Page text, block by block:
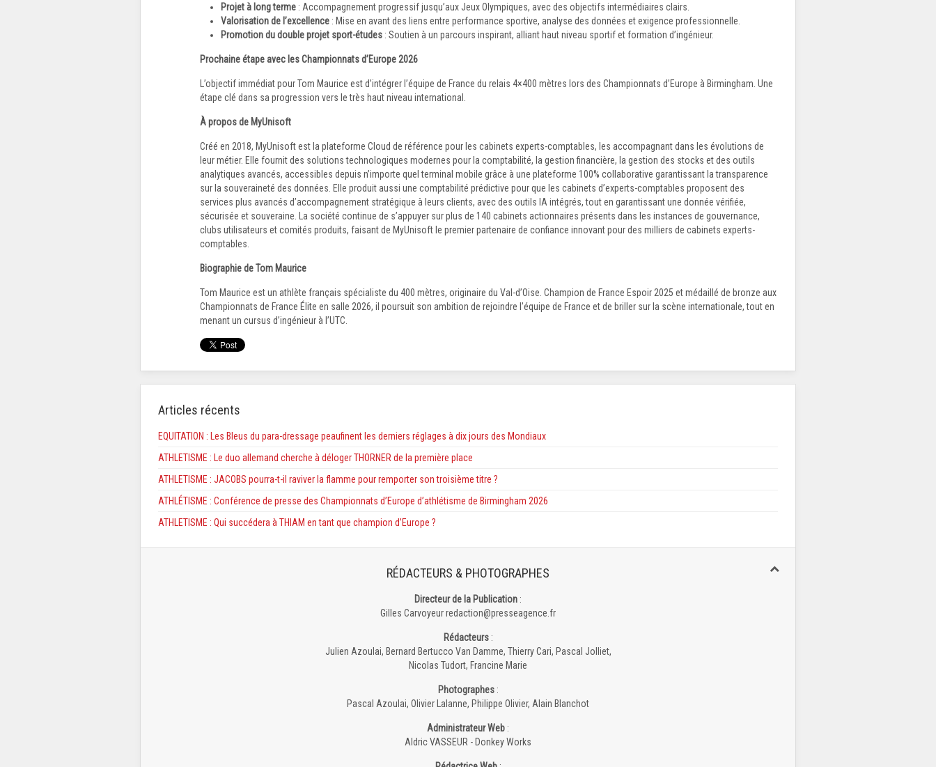
Projet à long terme : Accompagnement progressif jusqu’aux Jeux Olympiques, avec des objectifs intermédiaires clairs.
Valorisation de l’excellence : Mise en avant des liens entre performance sportive, analyse des données et exigence professionnelle.
Promotion du double projet sport-études : Soutien à un parcours inspirant, alliant haut niveau sportif et formation d’ingénieur.
Prochaine étape avec les Championnats d’Europe 2026
L’objectif immédiat pour Tom Maurice est d’intégrer l’équipe de France du relais 4×400 mètres lors des Championnats d’Europe à Birmingham. Une
étape clé dans sa progression vers le très haut niveau international.
À propos de MyUnisoft
Créé en 2018, MyUnisoft est la plateforme Cloud de référence pour les cabinets experts-comptables, les accompagnant dans les évolutions de
leur métier. Elle fournit des solutions technologiques modernes pour la comptabilité, la gestion financière, la gestion des stocks et des outils
analytiques avancés, accessibles depuis n’importe quel terminal mobile grâce à une plateforme 100% collaborative garantissant la transparence
sur la souveraineté des données. Elle produit aussi une comptabilité prédictive pour que les cabinets d’experts-comptables proposent des
services plus avancés d’accompagnement stratégique à leurs clients, avec des outils IA intégrés, tout en garantissant une donnée vérifiée,
sécurisée et souveraine. La société continue de s’appuyer sur plus de 140 cabinets actionnaires présents dans les instances de gouvernance,
clubs utilisateurs et comités produits, faisant de MyUnisoft le premier partenaire de confiance innovant pour des milliers de cabinets experts-
comptables.
Biographie de Tom Maurice
Tom Maurice est un athlète français spécialiste du 400 mètres, originaire du Val-d’Oise. Champion de France Espoir 2025 et médaillé de bronze aux
Championnats de France Élite en salle 2026, il poursuit son ambition de rejoindre l’équipe de France et de briller sur la scène internationale, tout en
menant un cursus d’ingénieur à l’UTC.
Articles récents
EQUITATION : Les Bleus du para-dressage peaufinent les derniers réglages à dix jours des Mondiaux
ATHLETISME : Le duo allemand cherche à déloger THORNER de la première place
ATHLETISME : JACOBS pourra-t-il raviver la flamme pour remporter son troisième titre ?
ATHLÉTISME : Conférence de presse des Championnats d’Europe d’athlétisme de Birmingham 2026
ATHLETISME : Qui succédera à THIAM en tant que champion d’Europe ?
RÉDACTEURS & PHOTOGRAPHES
Directeur de la Publication :
Gilles Carvoyeur redaction@presseagence.fr
Rédacteurs:
Julien Azoulai, Bernard Bertucco Van Damme, Thierry Cari, Pascal Jolliet,
Nicolas Tudort, Francine Marie
Photographes:
Pascal Azoulai, Olivier Lalanne, Philippe Olivier, Alain Blanchot
Administrateur Web :
Aldric VASSEUR - Donkey Works